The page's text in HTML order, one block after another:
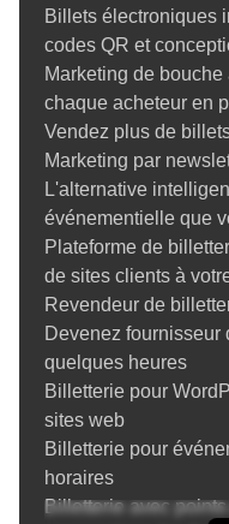
Billets électroniques
codes QR et
Marketing de
chaque acheteur en
Vendez plus de
Marketing par
L'alternative
événementielle que
Plateforme de
de sites clients à
Revendeur de
Devenez fournisseur
quelques heures
Billetterie pour
sites web
Billetterie pour
horaires
Billetterie avec